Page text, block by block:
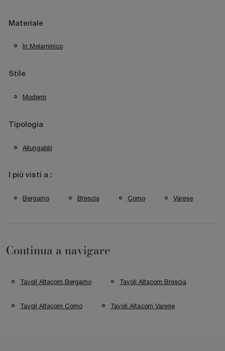
Materiale
In Melaminico
Stile
Moderni
Tipologia
Allungabili
I più visti a :
Bergamo Brescia Como Varese
Continua a navigare
Tavoli Altacom Bergamo Tavoli Altacom Brescia
Tavoli Altacom Como Tavoli Altacom Varese